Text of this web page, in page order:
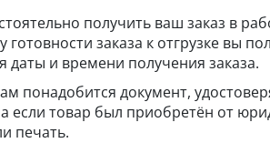
получить ваш заказ в
готовности заказа к отгрузке вы
даты и времени получения заказа.
понадобится документ,
если товар был приобретён от
печать.